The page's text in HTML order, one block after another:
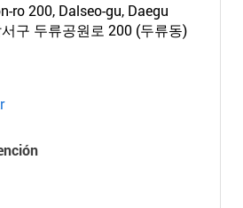
ro 200, Dalseo-gu, Daegu
구 두류공원로 200 (두류동)